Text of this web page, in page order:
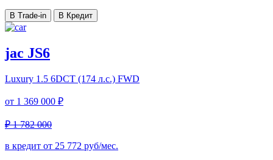
В Trade-in В Кредит
jac JS6
Luxury 1.5 6DCT (174 л.с.) FWD
от 1 369 000 ₽
₽ 1 782 000
в кредит от 25 772 руб/мес.